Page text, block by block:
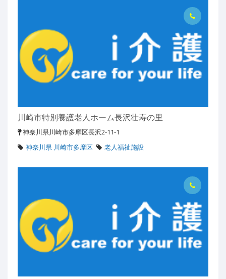
川崎市特別養護老人ホーム長沢壮寿の里
神奈川県川崎市多摩区長沢2-11-1
神奈川県 川崎市多摩区
老人福祉施設